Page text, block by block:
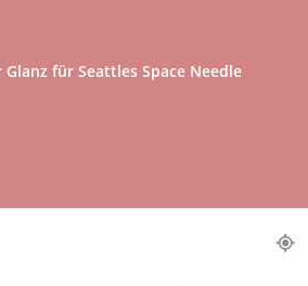
Glanz für Seattles Space Needle